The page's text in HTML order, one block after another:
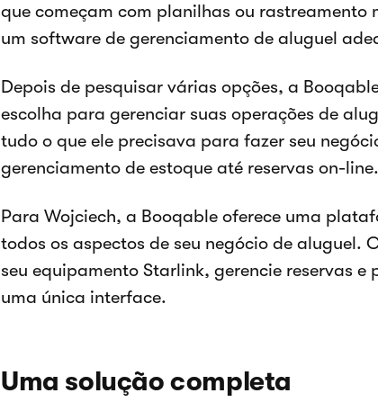
que começam com planilhas ou rastreamento
um software de gerenciamento de aluguel
Depois de pesquisar várias opções, a
escolha para gerenciar suas operações de
tudo o que ele precisava para fazer seu
gerenciamento de estoque até reservas on-line.
Para Wojciech, a Booqable oferece uma
todos os aspectos de seu negócio de aluguel.
seu equipamento Starlink, gerencie reservas e
uma única interface.
Uma solução completa